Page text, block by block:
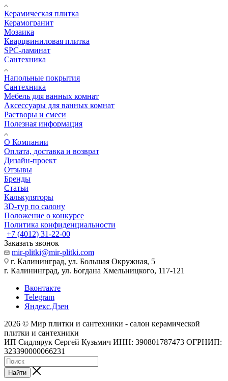
Керамическая плитка
Керамогранит
Мозаика
Кварцвиниловая плитка
SPC-ламинат
Сантехника
Напольные покрытия
Сантехника
Мебель для ванных комнат
Аксессуары для ванных комнат
Растворы и смеси
Полезная информация
О Компании
Оплата, доставка и возврат
Дизайн-проект
Отзывы
Бренды
Статьи
Калькуляторы
3D-тур по салону
Положение о конкурсе
Политика конфиденциальности
+7 (4012) 31-22-00
Заказать звонок
mir-plitki@mir-plitki.com
г. Калининград, ул. Большая Окружная, 5
г. Калининград, ул. Богдана Хмельницкого, 117-121
Вконтакте
Telegram
Яндекс.Дзен
2026 © Мир плитки и сантехники - салон керамической
плитки и сантехники
ИП Сидлярук Сергей Кузьмич ИНН: 390801787473 ОГРНИП:
323390000066231
Найти